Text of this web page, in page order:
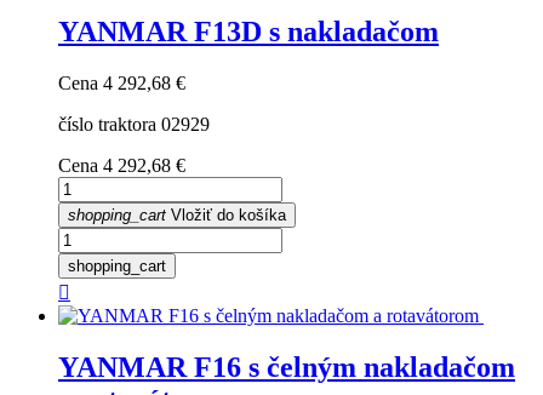
YANMAR F13D s nakladačom
Cena 4 292,68 €
číslo traktora 02929
Cena 4 292,68 €
shopping_cart Vložiť do košíka
shopping_cart

YANMAR F16 s čelným nakladačom